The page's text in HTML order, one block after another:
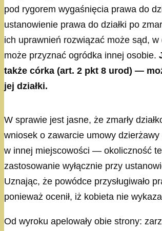
pod rygorem wygaśnięcia prawa do
ustanowienie prawa do działki po
ich uprawnień rozwiązać może sąd,
może przyznać ogródka innej osobie.
także córka (art. 2 pkt 8 urod) —
jej działki.
W sprawie jest jasne, że zmarły
wniosek o zawarcie umowy
w innej miejscowości — okoliczność
zastosowanie wyłącznie przy
Uznając, że powódce przysługiwało
ponieważ ocenił, iż kobieta nie
Od wyroku apelowały obie strony: